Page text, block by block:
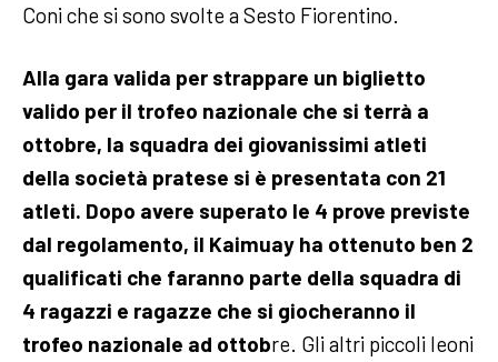
Coni che si sono svolte a Sesto Fiorentino.
Alla gara valida per strappare un biglietto
valido per il trofeo nazionale che si terrà a
ottobre, la squadra dei giovanissimi atleti
della società pratese si è presentata con 21
atleti. Dopo avere superato le 4 prove previste
dal regolamento, il Kaimuay ha ottenuto ben 2
qualificati che faranno parte della squadra di
4 ragazzi e ragazze che si giocheranno il
trofeo nazionale ad ottobre. Gli altri piccoli leoni